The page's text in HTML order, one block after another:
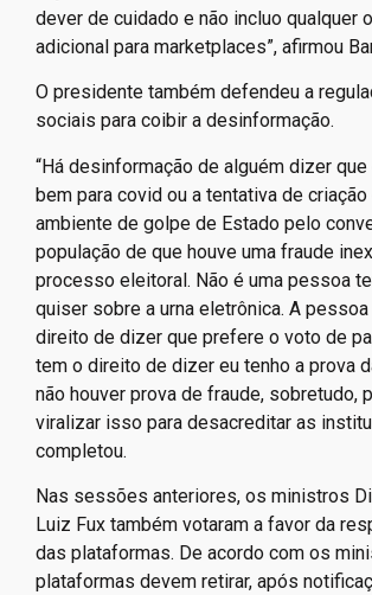
dever de cuidado e não incluo qualquer
adicional para marketplaces”, afirmou
O presidente também defendeu a
sociais para coibir a desinformação.
“Há desinformação de alguém dizer
bem para covid ou a tentativa de criação
ambiente de golpe de Estado pelo
população de que houve uma fraude
processo eleitoral. Não é uma pessoa
quiser sobre a urna eletrônica. A
direito de dizer que prefere o voto de
tem o direito de dizer eu tenho a prova
não houver prova de fraude, sobretudo,
viralizar isso para desacreditar as
completou.
Nas sessões anteriores, os ministros
Luiz Fux também votaram a favor da
das plataformas. De acordo com os
plataformas devem retirar, após